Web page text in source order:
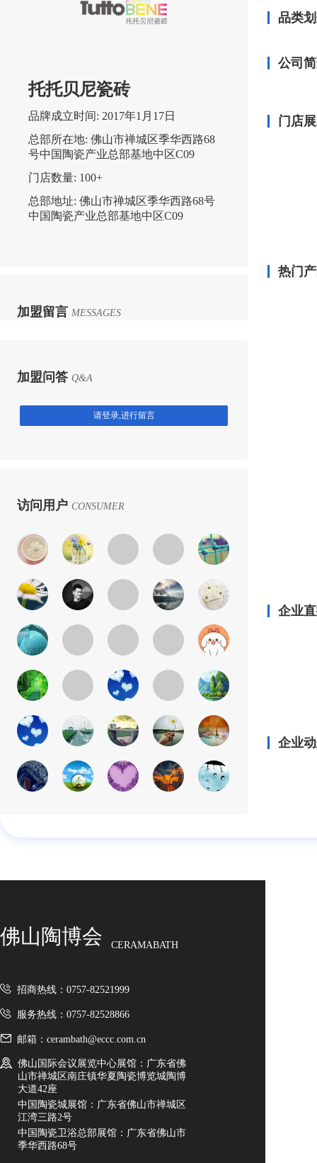
托托贝尼瓷砖
品牌成立时间: 2017年1月17日
总部所在地: 佛山市禅城区季华西路68
号中国陶瓷产业总部基地中区C09
门店数量: 100+
总部地址: 佛山市禅城区季华西路68号
中国陶瓷产业总部基地中区C09
加盟留言 MESSAGES
加盟问答 Q&A
请登录,进行留言
访问用户 CONSUMER
品类
公司
门店
热门
企业
企业
佛山陶博会 CERAMABATH
招商热线：0757-82521999
服务热线：0757-82528866
邮箱：cerambath@eccc.com.cn
佛山国际会议展览中心展馆：广东省佛
山市禅城区南庄镇华夏陶瓷博览城陶博
大道42座
中国陶瓷城展馆：广东省佛山市禅城区
江湾三路2号
中国陶瓷卫浴总部展馆：广东省佛山市
季华西路68号